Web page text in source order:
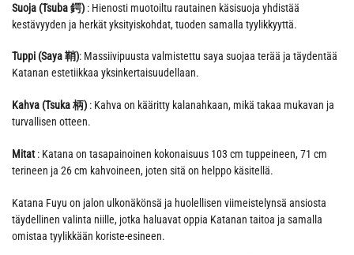
Suoja (Tsuba 鍔) : Hienosti muotoiltu rautainen käsisuoja yhdistää
kestävyyden ja herkät yksityiskohdat, tuoden samalla tyylikkyyttä.
Tuppi (Saya 鞘): Massiivipuusta valmistettu saya suojaa terää ja täydentää
Katanan estetiikkaa yksinkertaisuudellaan.
Kahva (Tsuka 柄) : Kahva on kääritty kalanahkaan, mikä takaa mukavan ja
turvallisen otteen.
Mitat: Katana on tasapainoinen kokonaisuus 103 cm tuppeineen, 71 cm
terineen ja 26 cm kahvoineen, joten sitä on helppo käsitellä.
Katana Fuyu on jalon ulkonäkönsä ja huolellisen viimeistelynsä ansiosta
täydellinen valinta niille, jotka haluavat oppia Katanan taitoa ja samalla
omistaa tyylikkään koriste-esineen.